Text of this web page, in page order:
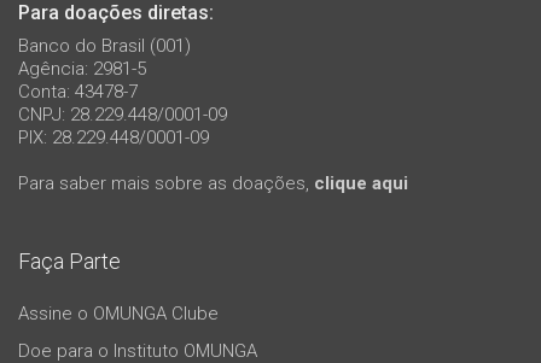
Para doações diretas:
Banco do Brasil (001)
Agência: 2981-5
Conta: 43478-7
CNPJ: 28.229.448/0001-09
PIX: 28.229.448/0001-09
Para saber mais sobre as doações, clique aqui
Faça Parte
Assine o OMUNGA Clube
Doe para o Instituto OMUNGA